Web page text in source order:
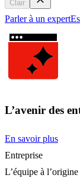
Clair
Parler à un expert
L’avenir des
En savoir plus
Entreprise
L’équipe à